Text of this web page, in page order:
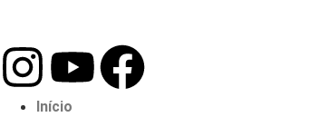
Início